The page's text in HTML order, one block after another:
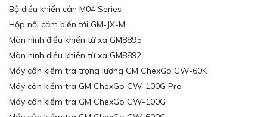
Bộ điều khiển cân M04 Series
Hộp nối cảm biến tải GM-JX-M
Màn hình điều khiển từ xa GM8895
Màn hình điều khiển từ xa GM8892
Máy cân kiểm tra trọng lượng GM ChexGo CW-60K
Máy cân kiểm tra GM ChexGo CW-100G Pro
Máy cân kiểm tra GM ChexGo CW-100G